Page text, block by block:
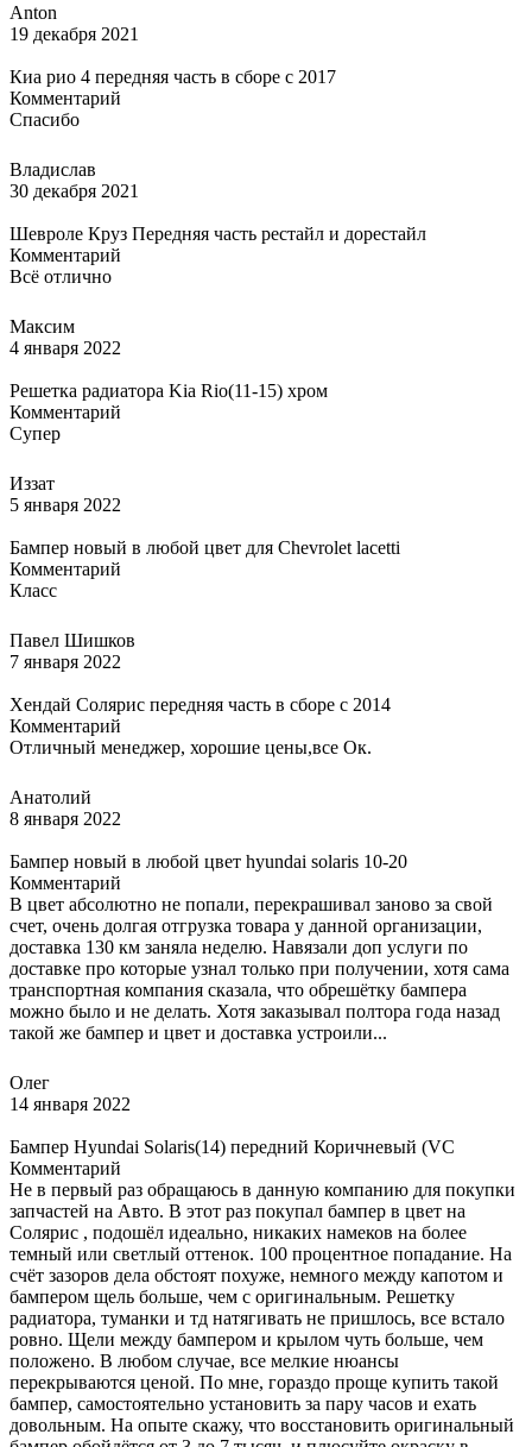
Anton
19 декабря 2021
Киа рио 4 передняя часть в сборе с 2017
Комментарий
Спасибо
Владислав
30 декабря 2021
Шевроле Круз Передняя часть рестайл и дорестайл
Комментарий
Всё отлично
Максим
4 января 2022
Решетка радиатора Kia Rio(11-15) хром
Комментарий
Супер
Иззат
5 января 2022
Бампер новый в любой цвет для Chevrolet lacetti
Комментарий
Класс
Павел Шишков
7 января 2022
Хендай Солярис передняя часть в сборе с 2014
Комментарий
Отличный менеджер, хорошие цены,все Ок.
Анатолий
8 января 2022
Бампер новый в любой цвет hyundai solaris 10-20
Комментарий
В цвет абсолютно не попали, перекрашивал заново за свой
счет, очень долгая отгрузка товара у данной организации,
доставка 130 км заняла неделю. Навязали доп услуги по
доставке про которые узнал только при получении, хотя сама
транспортная компания сказала, что обрешётку бампера
можно было и не делать. Хотя заказывал полтора года назад
такой же бампер и цвет и доставка устроили...
Олег
14 января 2022
Бампер Hyundai Solaris(14) передний Коричневый (VC
Комментарий
Не в первый раз обращаюсь в данную компанию для покупки
запчастей на Авто. В этот раз покупал бампер в цвет на
Солярис , подошёл идеально, никаких намеков на более
темный или светлый оттенок. 100 процентное попадание. На
счёт зазоров дела обстоят похуже, немного между капотом и
бампером щель больше, чем с оригинальным. Решетку
радиатора, туманки и тд натягивать не пришлось, все встало
ровно. Щели между бампером и крылом чуть больше, чем
положено. В любом случае, все мелкие нюансы
перекрываются ценой. По мне, гораздо проще купить такой
бампер, самостоятельно установить за пару часов и ехать
довольным. На опыте скажу, что восстановить оригинальный